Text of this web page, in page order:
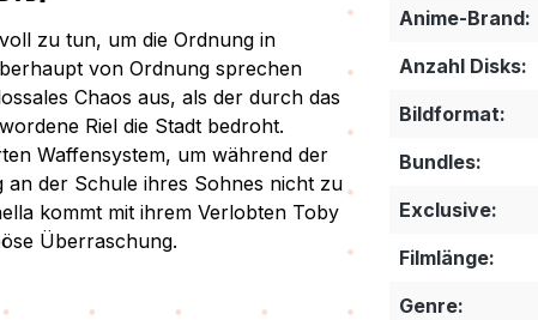
zu tun, um die Ordnung in
von Ordnung sprechen
Chaos aus, als der durch das
Riel die Stadt bedroht.
Waffensystem, um während der
an der Schule ihres Sohnes nicht zu
kommt mit ihrem Verlobten Toby
Überraschung.
Anime-Brand:
Anzahl Disks:
Bildformat:
Bundles:
Exclusive:
Filmlänge:
Genre: